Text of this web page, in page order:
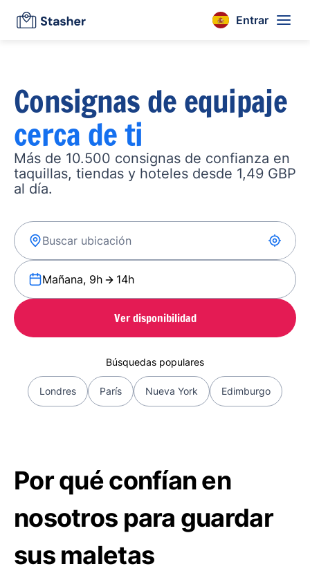
Entrar
Consignas de equipaje
cerca de ti
Más de 10.500 consignas de confianza en
taquillas, tiendas y hoteles desde 1,49 GBP
al día.
Mañana, 9h 14h
Ver disponibilidad
Búsquedas populares
Londres París Nueva York Edimburgo
Por qué confían en
nosotros para guardar
sus maletas